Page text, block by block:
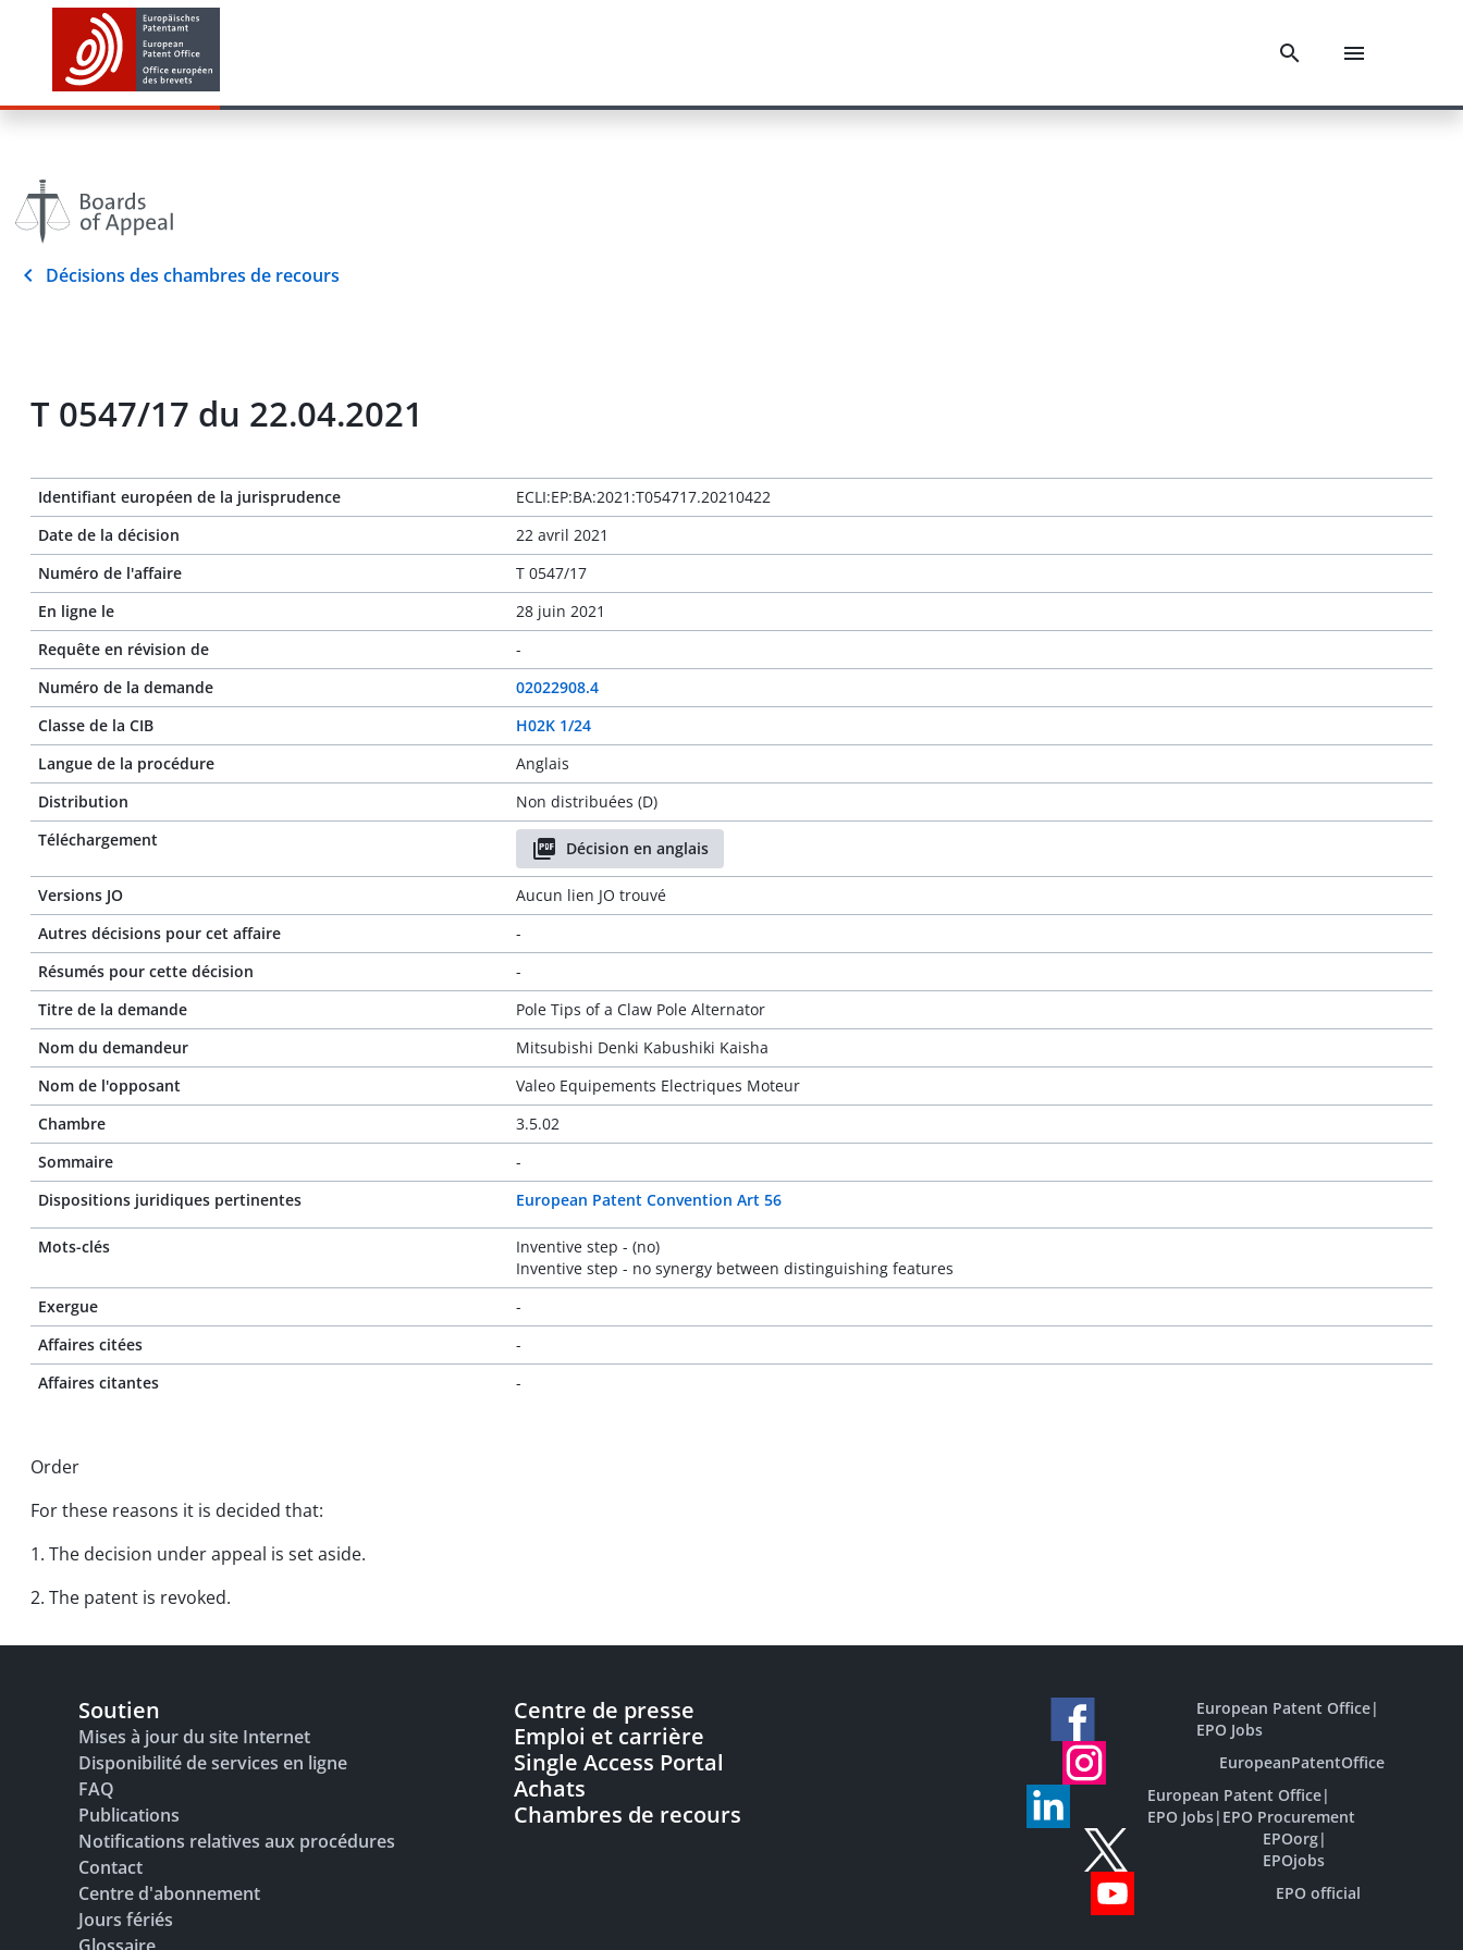
Décisions des chambres de recours
T 0547/17 du 22.04.2021
Identifiant européen de la jurisprudence
ECLI:EP:BA:2021:T054717.20210422
Date de la décision
22 avril 2021
Numéro de l'affaire
T 0547/17
En ligne le
28 juin 2021
Requête en révision de
-
Numéro de la demande
02022908.4
Classe de la CIB
H02K 1/24
Langue de la procédure
Anglais
Distribution
Non distribuées (D)
Téléchargement
Décision en anglais
Versions JO
Aucun lien JO trouvé
Autres décisions pour cet affaire
-
Résumés pour cette décision
-
Titre de la demande
Pole Tips of a Claw Pole Alternator
Nom du demandeur
Mitsubishi Denki Kabushiki Kaisha
Nom de l'opposant
Valeo Equipements Electriques Moteur
Chambre
3.5.02
Sommaire
-
Dispositions juridiques pertinentes
European Patent Convention Art 56
Mots-clés
Inventive step - (no)
Inventive step - no synergy between distinguishing features
Exergue
-
Affaires citées
-
Affaires citantes
-
Order
For these reasons it is decided that:
1. The decision under appeal is set aside.
2. The patent is revoked.
Soutien
Mises à jour du site Internet
Disponibilité de services en ligne
FAQ
Publications
Notifications relatives aux procédures
Contact
Centre d'abonnement
Jours fériés
Centre de presse
Emploi et carrière
Single Access Portal
Achats
Chambres de recours
European Patent Office|
EPO Jobs
EuropeanPatentOffice
European Patent Office|
EPO Jobs| EPO Procurement
EPOorg|
EPOjobs
EPO official